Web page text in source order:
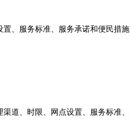
、服务标准、服务承诺和便民措施
、时限、网点设置、服务标准、